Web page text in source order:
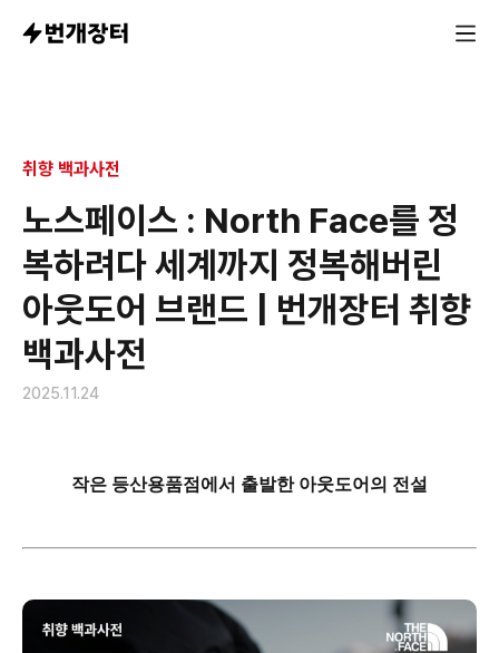
취향 백과사전
노스페이스 : North Face를 정
복하려다 세계까지 정복해버린
아웃도어 브랜드 | 번개장터 취향
백과사전
작은 등산용품점에서 출발한 아웃도어의 전설
2025.11.24
작은 등산용품점에서 출발한 아웃도어의 전설